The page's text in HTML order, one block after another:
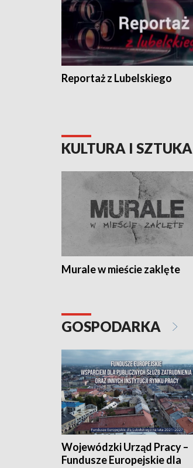
Reportaż z Lubelskiego
KULTURA I SZTUKA
Murale w mieście zaklęte
GOSPODARKA
Wojewódzki Urząd Pracy –
Fundusze Europejskie dla